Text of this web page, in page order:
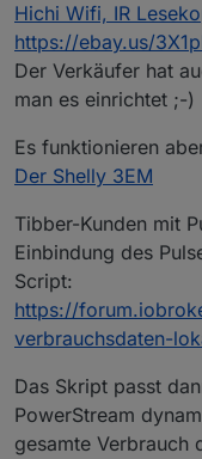
Hichi Wifi, IR
https://ebay.us/
Der Verkäufer hat
man es einrichtet ;-)
Es funktionieren
Der Shelly 3EM
Tibber-Kunden mit
Einbindung des
Script:
https://
verbrauchsdaten-
Das Skript passt
PowerStream
gesamte Verbrauch